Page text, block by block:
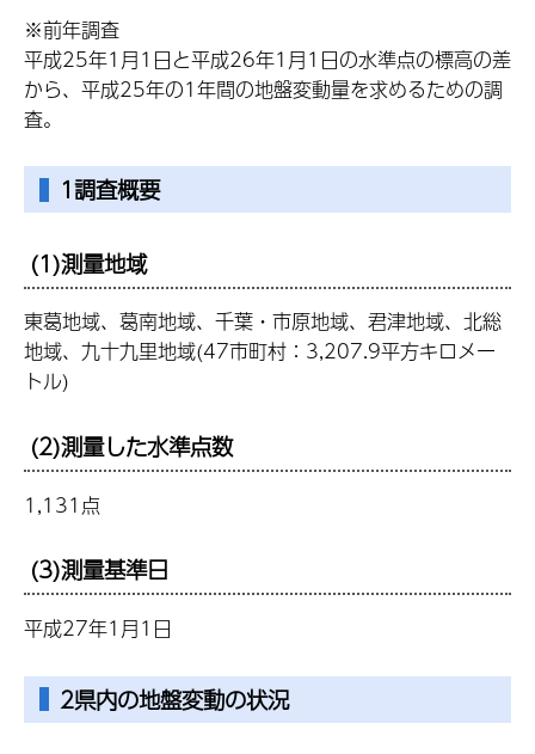
※前年調査
平成25年1月1日と平成26年1月1日の水準点の標高の差
から、平成25年の1年間の地盤変動量を求めるための調
査。
1調査概要
(1)測量地域
東葛地域、葛南地域、千葉・市原地域、君津地域、北総
地域、九十九里地域(47市町村：3,207.9平方キロメー
トル)
(2)測量した水準点数
1,131点
(3)測量基準日
平成27年1月1日
2県内の地盤変動の状況